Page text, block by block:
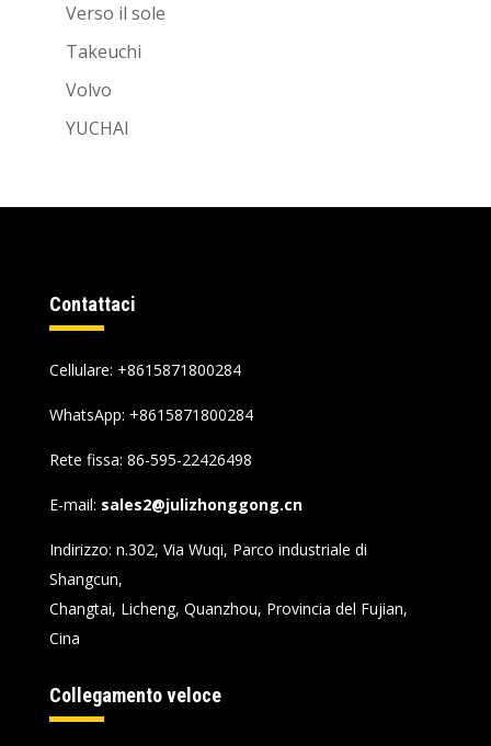
Verso il sole
Takeuchi
Volvo
YUCHAI
Contattaci
Cellulare: +8615871800284
WhatsApp: +8615871800284
Rete fissa: 86-595-22426498
E-mail: sales2@julizhonggong.cn
Indirizzo: n.302, Via Wuqi, Parco industriale di
Shangcun,
Changtai, Licheng, Quanzhou, Provincia del Fujian,
Cina
Collegamento veloce